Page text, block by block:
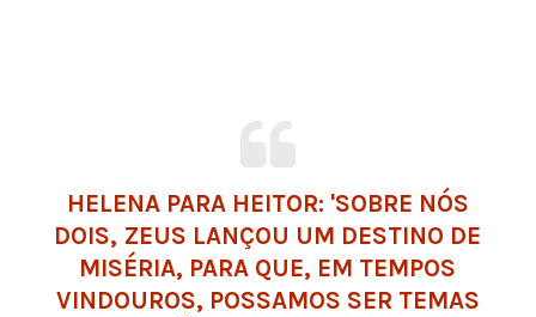
HELENA PARA HEITOR: 'SOBRE NÓS
DOIS, ZEUS LANÇOU UM DESTINO DE
MISÉRIA, PARA QUE, EM TEMPOS
VINDOUROS, POSSAMOS SER TEMAS